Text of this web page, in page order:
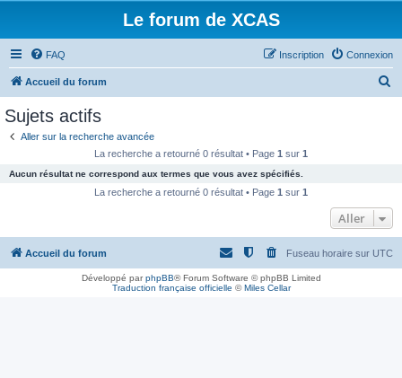
Le forum de XCAS
FAQ Connexion
Inscription
Accueil du forum
c
e
Sujets actifs
Aller sur la recherche avancée
La recherche a retourné 0 résultat • Page 1 sur 1
Aucun résultat ne correspond aux termes que vous avez spécifiés.
La recherche a retourné 0 résultat • Page 1 sur 1
Aller
Accueil du forum Fuseau horaire sur UTC
Développé parphpBB® Forum Software © phpBB Limited
Traduction française officielle ©Miles Cellar